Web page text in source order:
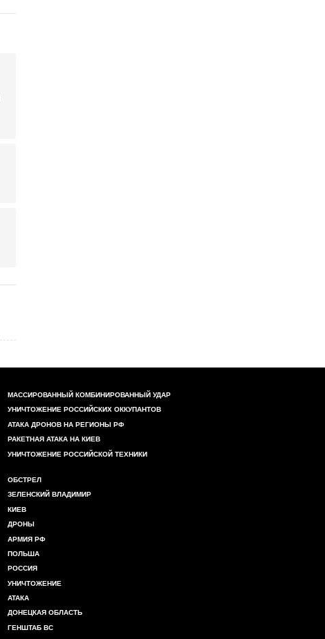
МАССИРОВАННЫЙ КОМБИНИРОВАННЫЙ УДАР
УНИЧТОЖЕНИЕ РОССИЙСКИХ ОККУПАНТОВ
АТАКА ДРОНОВ НА РЕГИОНЫ РФ
РАКЕТНАЯ АТАКА НА КИЕВ
УНИЧТОЖЕНИЕ РОССИЙСКОЙ ТЕХНИКИ
ОБСТРЕЛ
ЗЕЛЕНСКИЙ ВЛАДИМИР
КИЕВ
ДРОНЫ
АРМИЯ РФ
ПОЛЬША
РОССИЯ
УНИЧТОЖЕНИЕ
АТАКА
ДОНЕЦКАЯ ОБЛАСТЬ
ГЕНШТАБ ВС